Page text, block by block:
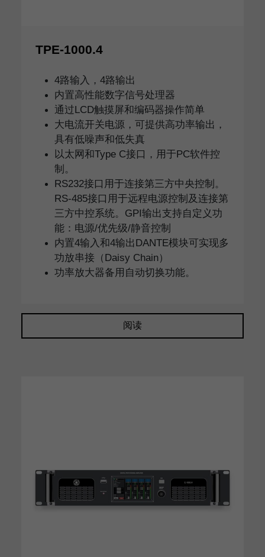
TPE-1000.4
4路输入，4路输出
内置高性能数字信号处理器
通过LCD触摸屏和编码器操作简单
大电流开关电源，可提供高功率输出，
具有低噪声和低失真
以太网和Type C接口，用于PC软件控
制。
RS232接口用于连接第三方中央控制。
RS-485接口用于远程电源控制及连接第
三方中控系统。GPI输出支持自定义功
能：电源/优先级/静音控制
内置4输入和4输出DANTE模块可实现多
功放串接（Daisy Chain）
功率放大器备用自动切换功能。
阅读